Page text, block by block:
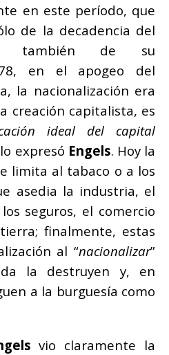
en este período, que
de la decadencia del
también de su
en el apogeo del
la nacionalización era
creación capitalista, es
ideal del capital
expresó Engels. Hoy la
limita al tabaco o a los
asedia la industria, el
seguros, el comercio
finalmente, estas
al “nacionalizar”
la destruyen y, en
a la burguesía como
vio claramente la